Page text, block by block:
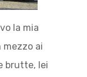
la mia
mezzo ai
brutte, lei